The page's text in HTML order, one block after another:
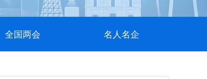
全国两会 名人名企